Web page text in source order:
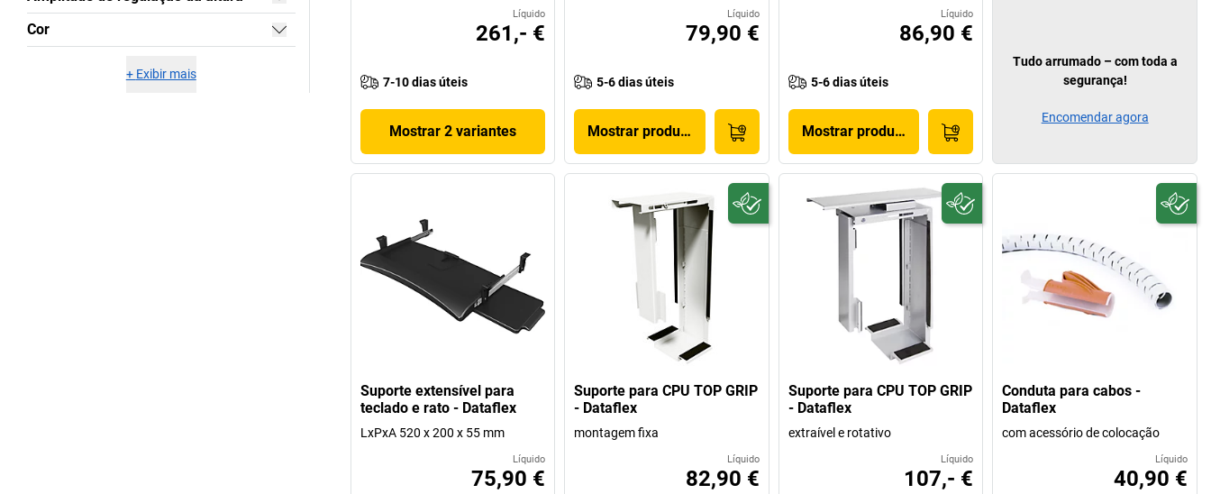
Cor
+ Exibir mais
Líquido
261,- €
7-10 dias úteis
Mostrar 2 variantes
Líquido
79,90 €
5-6 dias úteis
Mostrar produto
Líquido
86,90 €
5-6 dias úteis
Mostrar produto
Suporte extensível para
teclado e rato - Dataflex
LxPxA 520 x 200 x 55 mm
Líquido
75,90 €
Suporte para CPU TOP GRIP
- Dataflex
montagem fixa
Líquido
82,90 €
Suporte para CPU TOP GRIP
- Dataflex
extraível e rotativo
Líquido
107,- €
Conduta para cabos -
Dataflex
com acessório de colocação
Líquido
40,90 €
Tudo arrumado – com toda a
segurança!
Encomendar agora